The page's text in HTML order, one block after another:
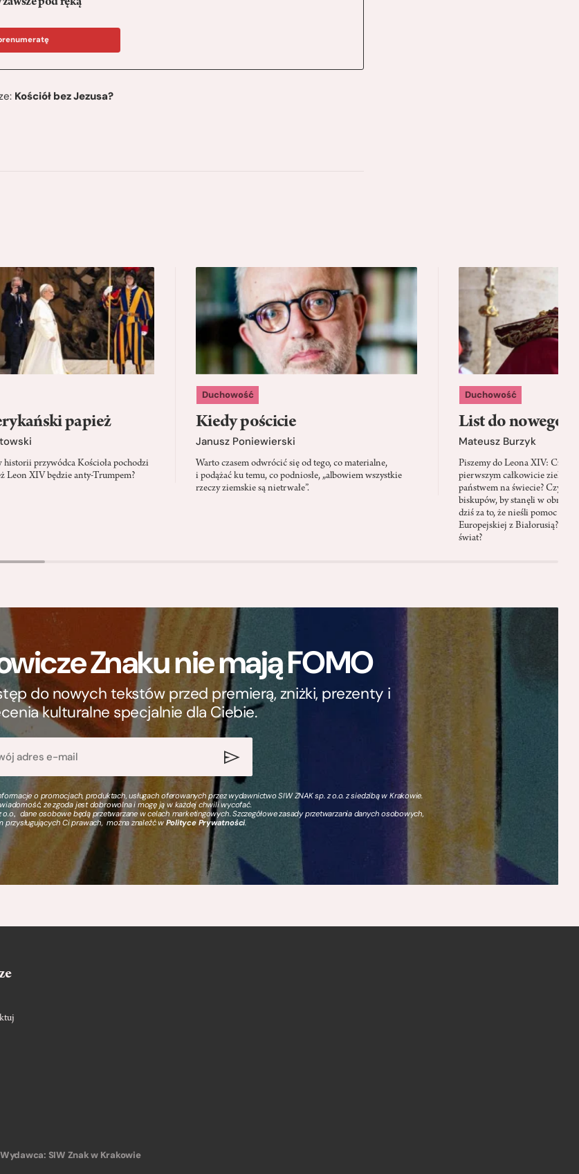
Kościół bez Jezusa?
papież
historii przywódca Kościoła pochodzi
Leon XIV będzie anty-Trumpem?
Duchowość
Kiedy pościcie
Janusz Poniewierski
Warto czasem odwrócić się od tego, co materialne,
i podążać ku temu, co podniosłe, „albowiem wszystkie
rzeczy ziemskie są nietrwałe”.
Duchowość
List do nowego
Mateusz Burzyk
Piszemy do Leona XIV: Czy
pierwszym całkowicie
państwem na świecie? Czy
biskupów, by stanęli w
dziś za to, że nieśli pomoc
Europejskiej z Białorusią? Czy
świat?
Znaku nie mają FOMO
do nowych tekstów przed premierą, zniżki, prezenty i
kulturalne specjalnie dla Ciebie.
o promocjach, produktach, usługach oferowanych przez wydawnictwo SIW ZNAK sp. z o.o. z siedzibą w Krakowie.
że zgoda jest dobrowolna i mogę ją w każdej chwili wycofać.
dane osobowe będą przetwarzane w celach marketingowych. Szczegółowe zasady przetwarzania danych osobowych,
przysługujących Ci prawach, można znaleźć wPolityce Prywatności.
Wydawca: SIW Znak w Krakowie